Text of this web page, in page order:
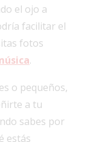
el ojo a
facilitar el
fotos
.
o pequeños,
a tu
sabes por
estás